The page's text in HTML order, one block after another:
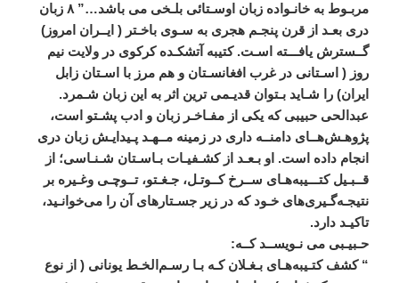
مربـوط به خانـواده زبان اوسـتائی بلـخی می ‌باشد…”۸ زبان
دری بعـد از قرن پنجـم هجری به سـوی باخـتر ( ايــران امروز)
گــسترش يافـــته اسـت.کتيبه آتشکـده کرکوی در ولايت نيم
روز ( اسـتانی در غرب افغانسـتان و هم مرز با اسـتان زابل
ايران)را شـايد بـتوان قديـمی ترين اثر به اين زبان شـمرد.
عبدالحی حبيبی که يکی از مفـاخـر زبان و ادب پشـتو است،
پژوهـشهــای دامنــه داری در زمينه مــهـد پـيدايـش زبان دری
انجام داده است. او بـعـد از کشـفيـات بـاسـتان شـنـاسی؛ از
قــبـيل کتـــيبههـای ســرخ کــوتـل، جـغـتو، تــوچـی وغـيره بر
نتيجـهگـيریهای خـود که در زير جسـتارهای آن را میخوانـيد،
تاکيـد دارد.
حـبيـبی می ‌نـويســد کــه:
“کشف کتـيبههـای بـغـلان کـه بـا رسـم الخـط يونانی ( از نوع